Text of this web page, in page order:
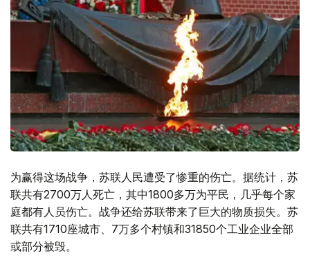
为赢得这场战争，苏联人民遭受了惨重的伤亡。据统计，苏
联共有2700万人死亡，其中1800多万为平民，几乎每个家
庭都有人员伤亡。战争还给苏联带来了巨大的物质损失。苏
联共有1710座城市、7万多个村镇和31850个工业企业全部
或部分被毁。